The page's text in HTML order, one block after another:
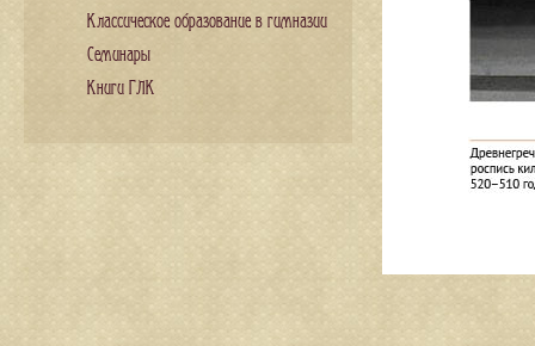
Классическое образование в гимназии
Семинары
Книги ГЛК